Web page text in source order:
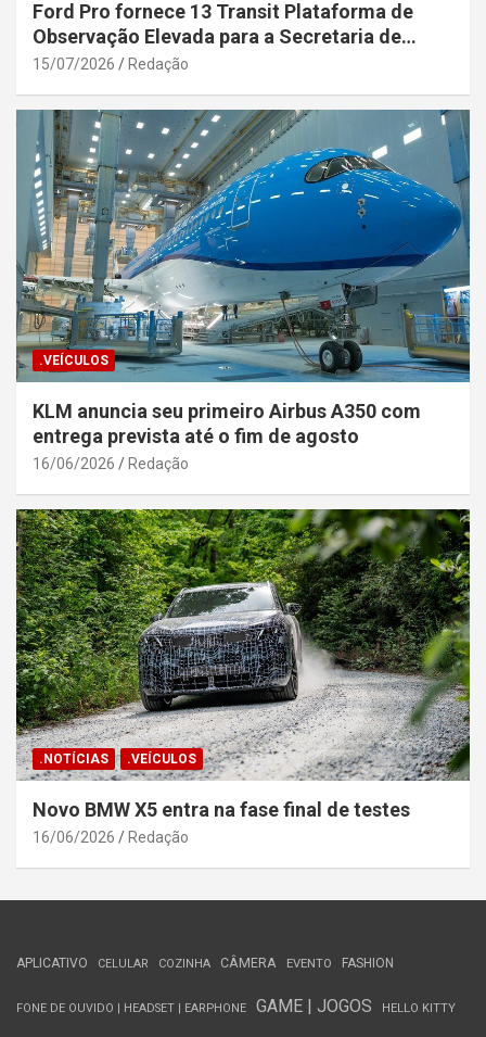
Ford Pro fornece 13 Transit Plataforma de
Observação Elevada para a Secretaria de
Segurança Pública da Bahia
15/07/2026 Redação
.VEÍCULOS
KLM anuncia seu primeiro Airbus A350 com
entrega prevista até o fim de agosto
16/06/2026 Redação
.NOTÍCIAS .VEÍCULOS
Novo BMW X5 entra na fase final de testes
16/06/2026 Redação
APLICATIVO CELULAR COZINHA CÂMERA EVENTO FASHION
FONE DE OUVIDO | HEADSET | EARPHONE GAME | JOGOS HELLO KITTY